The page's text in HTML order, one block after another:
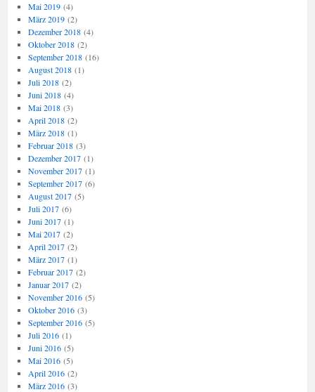
Mai 2019(4)
März 2019(2)
Dezember 2018(4)
Oktober 2018(2)
September 2018(16)
August 2018(1)
Juli 2018(2)
Juni 2018(4)
Mai 2018(3)
April 2018(2)
März 2018(1)
Februar 2018(3)
Dezember 2017(1)
November 2017(1)
September 2017(6)
August 2017(5)
Juli 2017(6)
Juni 2017(1)
Mai 2017(2)
April 2017(2)
März 2017(1)
Februar 2017(2)
Januar 2017(2)
November 2016(5)
Oktober 2016(3)
September 2016(5)
Juli 2016(1)
Juni 2016(5)
Mai 2016(5)
April 2016(2)
März 2016(3)